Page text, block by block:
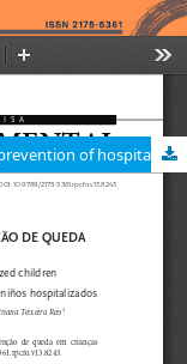
Educational technologies concerning falls prevention of hospitalized children / Tecnologias educacionais na prevenção de queda em crianças hospitalizadas